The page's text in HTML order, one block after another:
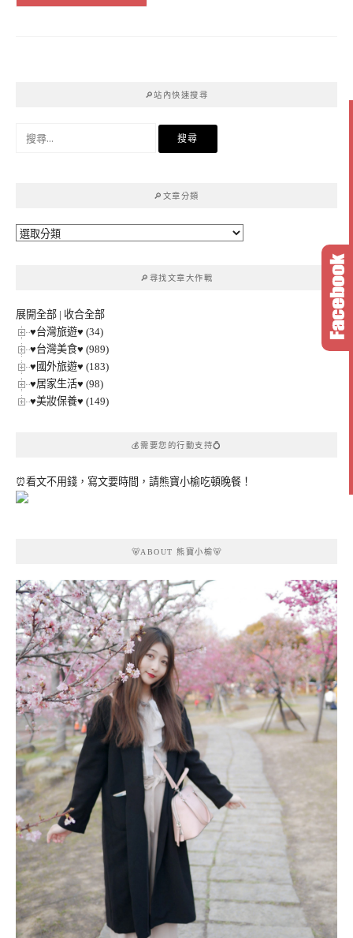
🔎站內快速搜尋
🔎文章分類
🔎
🔎尋找文章大作戰
展開全部 | 收合全部
♥台灣旅遊♥ (34)
♥台灣美食♥ (989)
♥國外旅遊♥ (183)
♥居家生活♥ (98)
♥美妝保養♥ (149)
💰需要您的行動支持💍
⏰看文不用錢，寫文要時間，請熊寶小榆吃頓晚餐！
🐻ABOUT 熊寶小榆🐻